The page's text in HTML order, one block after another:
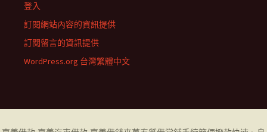
登入
訂閱網站內容的資訊提供
訂閱留言的資訊提供
WordPress.org 台灣繁體中文